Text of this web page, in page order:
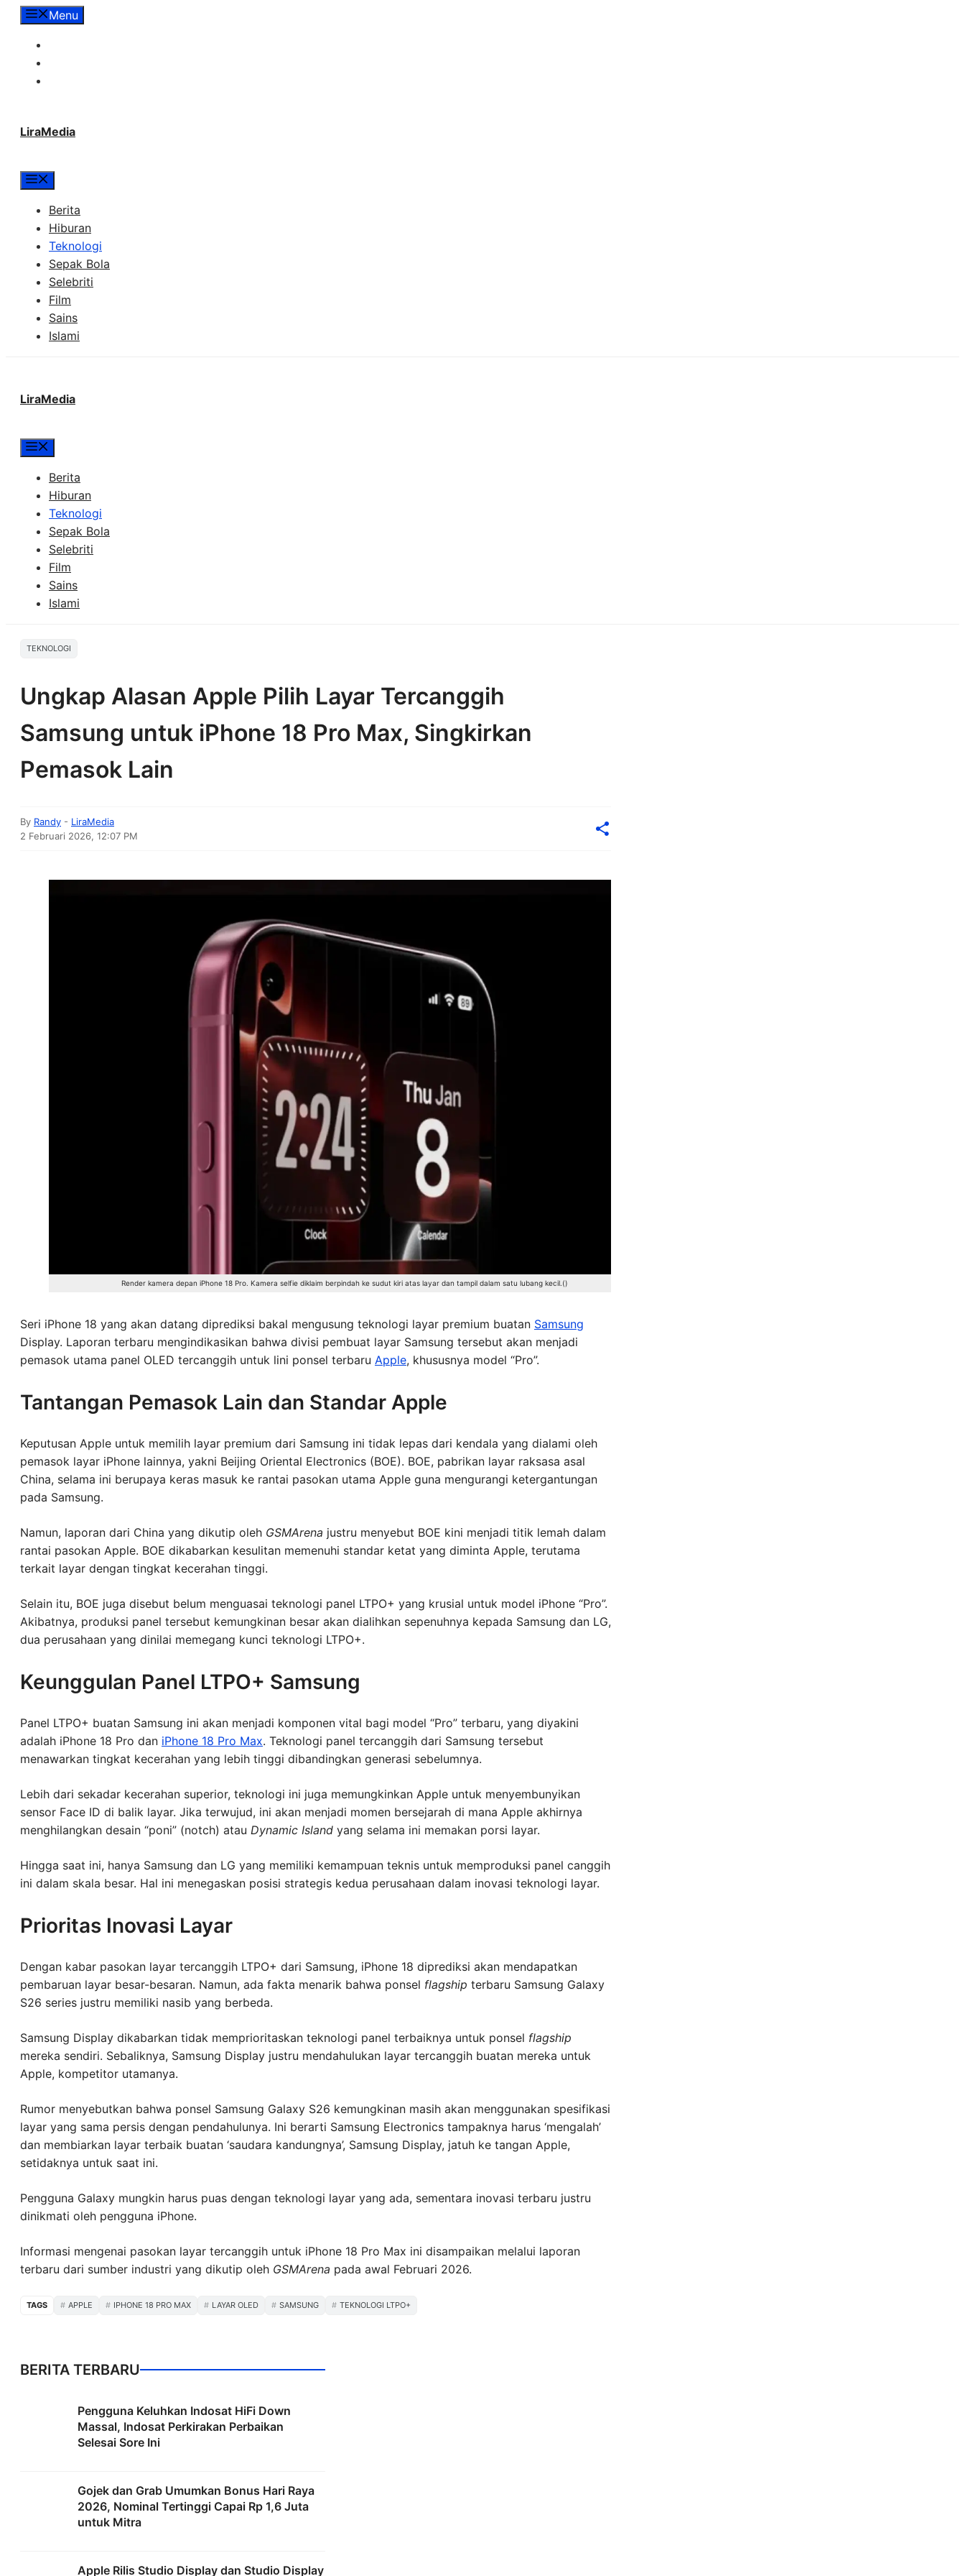
LangsungMenu
LiraMedia
Berita
Hiburan
Teknologi
Sepak Bola
Selebriti
Film
Sains
Islami
LiraMedia
Berita
Hiburan
Teknologi
Sepak Bola
Selebriti
Film
Sains
Islami
TEKNOLOGI
Ungkap Alasan Apple Pilih Layar Tercanggih
Samsung untuk iPhone 18 Pro Max, Singkirkan
Pemasok Lain
By Randy - LiraMedia
2 Februari 2026, 12:07 PM
Render kamera depan iPhone 18 Pro. Kamera selfie diklaim berpindah ke sudut kiri atas layar dan tampil dalam satu lubang kecil.()
Seri iPhone 18 yang akan datang diprediksi bakal mengusung teknologi layar premium buatan Samsung
Display. Laporan terbaru mengindikasikan bahwa divisi pembuat layar Samsung tersebut akan menjadi
pemasok utama panel OLED tercanggih untuk lini ponsel terbaru Apple, khususnya model “Pro”.
Tantangan Pemasok Lain dan Standar Apple
Keputusan Apple untuk memilih layar premium dari Samsung ini tidak lepas dari kendala yang dialami oleh
pemasok layar iPhone lainnya, yakni Beijing Oriental Electronics (BOE). BOE, pabrikan layar raksasa asal
China, selama ini berupaya keras masuk ke rantai pasokan utama Apple guna mengurangi ketergantungan
pada Samsung.
Namun, laporan dari China yang dikutip oleh GSMArena justru menyebut BOE kini menjadi titik lemah dalam
rantai pasokan Apple. BOE dikabarkan kesulitan memenuhi standar ketat yang diminta Apple, terutama
terkait layar dengan tingkat kecerahan tinggi.
Selain itu, BOE juga disebut belum menguasai teknologi panel LTPO+ yang krusial untuk model iPhone “Pro”.
Akibatnya, produksi panel tersebut kemungkinan besar akan dialihkan sepenuhnya kepada Samsung dan LG,
dua perusahaan yang dinilai memegang kunci teknologi LTPO+.
Keunggulan Panel LTPO+ Samsung
Panel LTPO+ buatan Samsung ini akan menjadi komponen vital bagi model “Pro” terbaru, yang diyakini
adalah iPhone 18 Pro dan iPhone 18 Pro Max. Teknologi panel tercanggih dari Samsung tersebut
menawarkan tingkat kecerahan yang lebih tinggi dibandingkan generasi sebelumnya.
Lebih dari sekadar kecerahan superior, teknologi ini juga memungkinkan Apple untuk menyembunyikan
sensor Face ID di balik layar. Jika terwujud, ini akan menjadi momen bersejarah di mana Apple akhirnya
menghilangkan desain “poni” (notch) atau Dynamic Island yang selama ini memakan porsi layar.
Hingga saat ini, hanya Samsung dan LG yang memiliki kemampuan teknis untuk memproduksi panel canggih
ini dalam skala besar. Hal ini menegaskan posisi strategis kedua perusahaan dalam inovasi teknologi layar.
Prioritas Inovasi Layar
Dengan kabar pasokan layar tercanggih LTPO+ dari Samsung, iPhone 18 diprediksi akan mendapatkan
pembaruan layar besar-besaran. Namun, ada fakta menarik bahwa ponsel flagship terbaru Samsung Galaxy
S26 series justru memiliki nasib yang berbeda.
Samsung Display dikabarkan tidak memprioritaskan teknologi panel terbaiknya untuk ponsel flagship
mereka sendiri. Sebaliknya, Samsung Display justru mendahulukan layar tercanggih buatan mereka untuk
Apple, kompetitor utamanya.
Rumor menyebutkan bahwa ponsel Samsung Galaxy S26 kemungkinan masih akan menggunakan spesifikasi
layar yang sama persis dengan pendahulunya. Ini berarti Samsung Electronics tampaknya harus ‘mengalah’
dan membiarkan layar terbaik buatan ‘saudara kandungnya’, Samsung Display, jatuh ke tangan Apple,
setidaknya untuk saat ini.
Pengguna Galaxy mungkin harus puas dengan teknologi layar yang ada, sementara inovasi terbaru justru
dinikmati oleh pengguna iPhone.
Informasi mengenai pasokan layar tercanggih untuk iPhone 18 Pro Max ini disampaikan melalui laporan
terbaru dari sumber industri yang dikutip oleh GSMArena pada awal Februari 2026.
TAGS APPLE IPHONE 18 PRO MAX LAYAR OLED SAMSUNG TEKNOLOGI LTPO+
BERITA TERBARU
Pengguna Keluhkan Indosat HiFi Down
Massal, Indosat Perkirakan Perbaikan
Selesai Sore Ini
Gojek dan Grab Umumkan Bonus Hari Raya
2026, Nominal Tertinggi Capai Rp 1,6 Juta
untuk Mitra
Apple Rilis Studio Display dan Studio Display